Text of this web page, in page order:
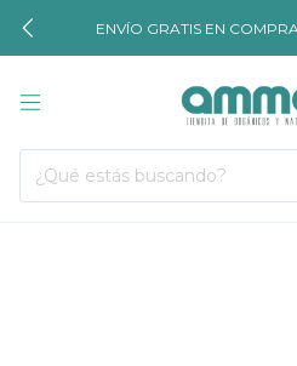
ENVÍO GRATIS EN